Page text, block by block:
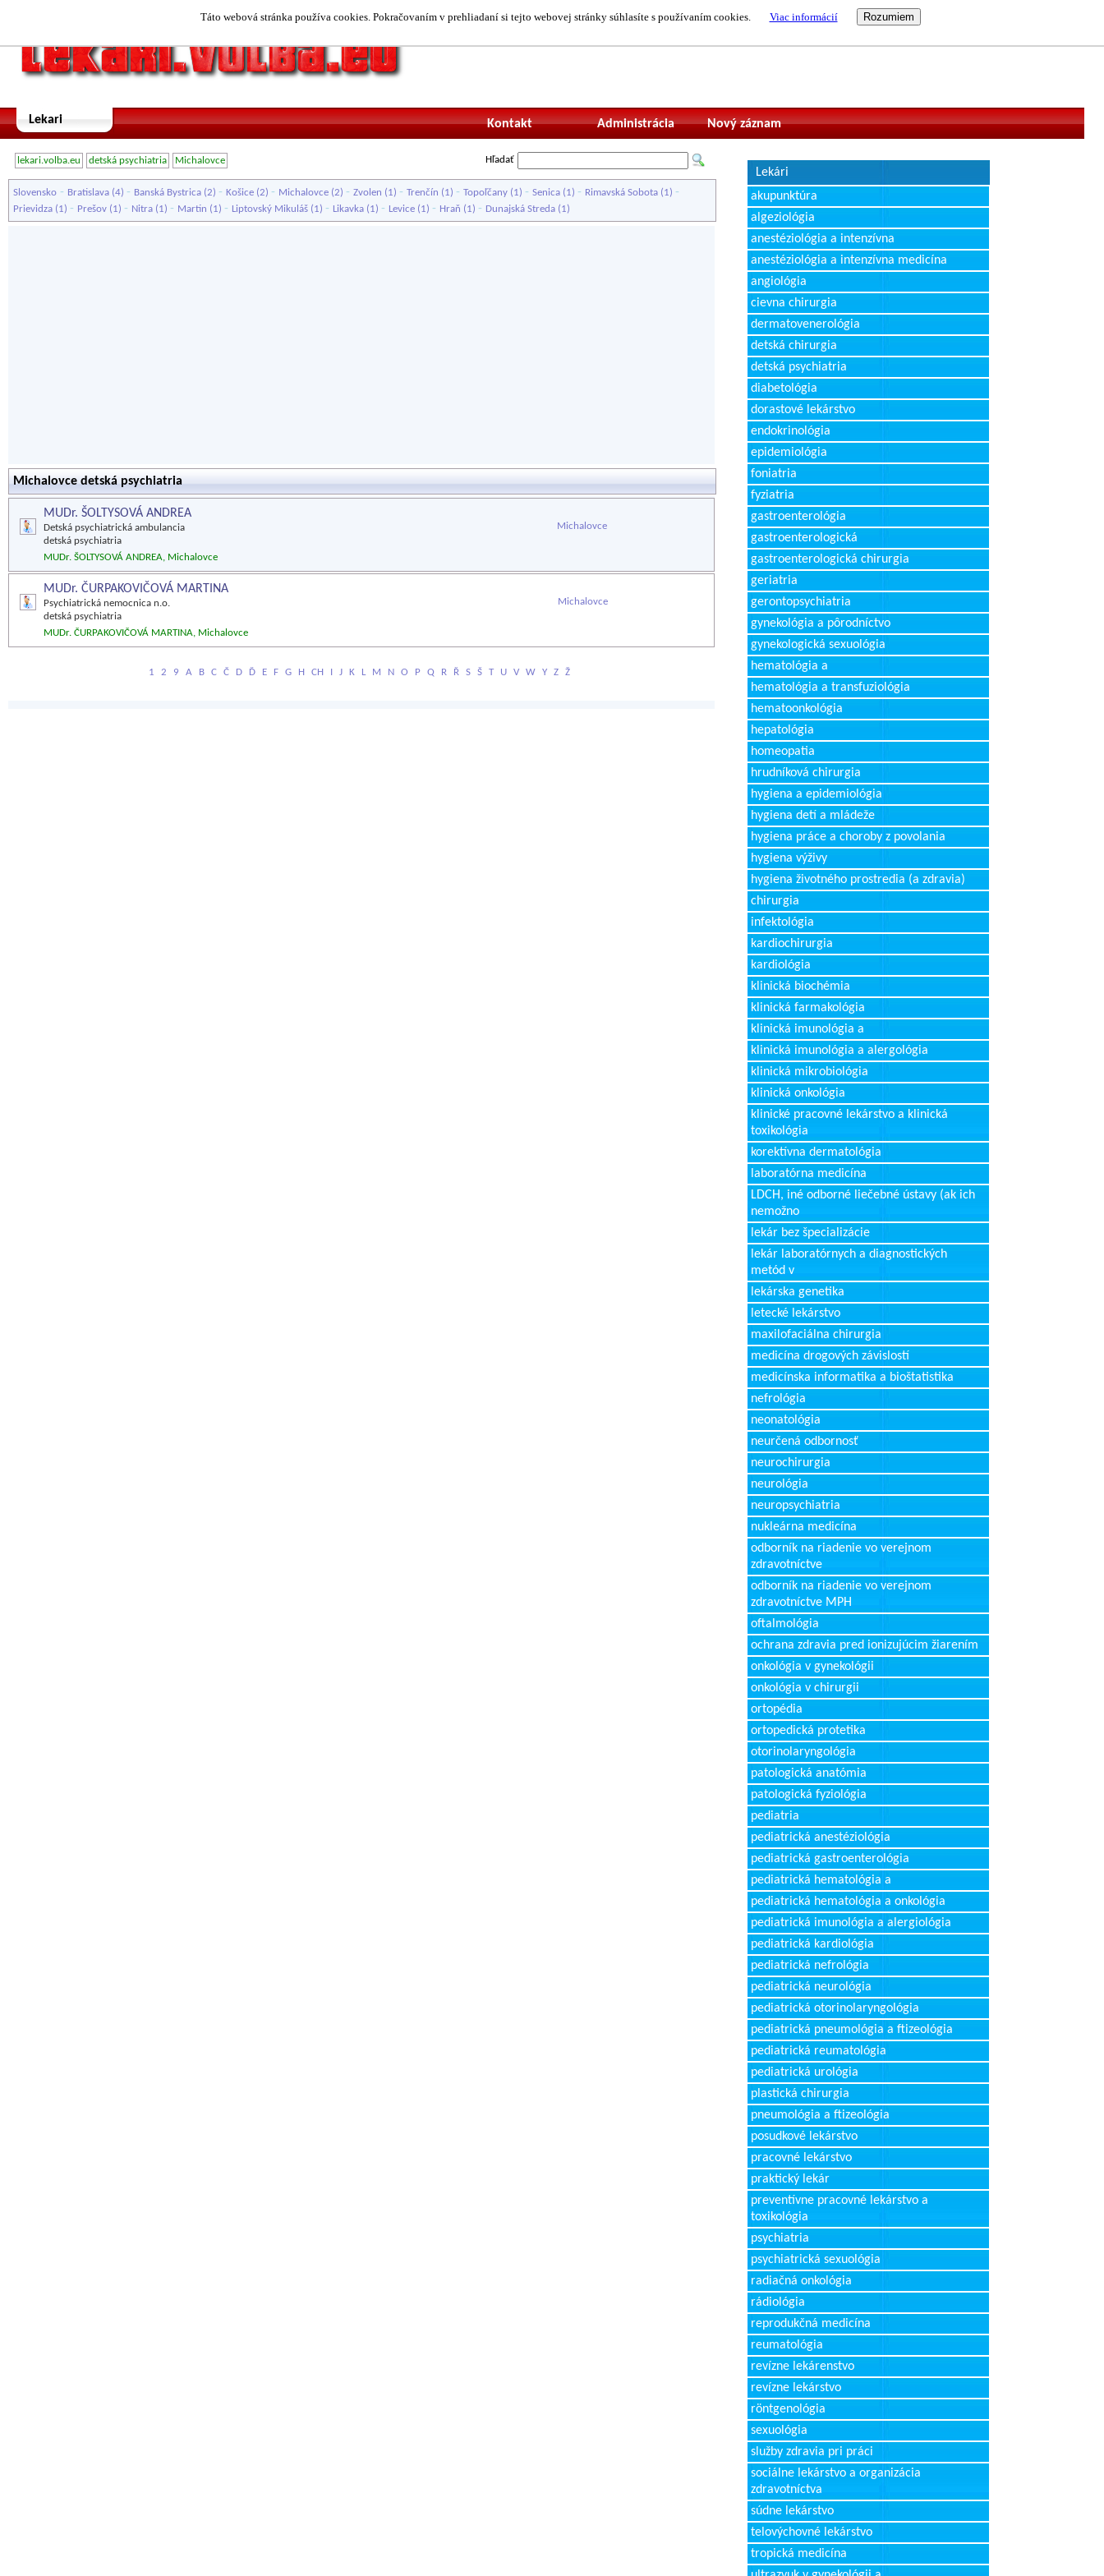
Táto webová stránka používa cookies. Pokračovaním v prehliadaní si tejto webovej stránky súhlasíte s používaním cookies. Viac informácií
Lekari Nový záznam
Administrácia
Kontakt
lekari.volba.eu detská psychiatria Michalovce Hľadať
Slovensko - Bratislava (4) - Banská Bystrica (2) - Košice (2) - Michalovce (2) - Zvolen (1) - Trenčín (1) - Topoľčany (1) - Senica (1) - Rimavská Sobota (1) -
Prievidza (1) - Prešov (1) - Nitra (1) - Martin (1) - Liptovský Mikuláš (1) - Likavka (1) - Levice (1) - Hraň (1) - Dunajská Streda (1)
Michalovce detská psychiatria
MUDr. ŠOLTYSOVÁ ANDREA
Detská psychiatrická ambulancia
detská psychiatria
Michalovce
MUDr. ŠOLTYSOVÁ ANDREA, Michalovce
MUDr. ČURPAKOVIČOVÁ MARTINA
Psychiatrická nemocnica n.o.
detská psychiatria
Michalovce
MUDr. ČURPAKOVIČOVÁ MARTINA, Michalovce
1 2 9 A B C Č D Ď E F G H CH I J K L M N O P Q R Ř S Š T U V W Y Z Ž
Lekári
akupunktúra
algeziológia
anestéziológia a intenzívna
anestéziológia a intenzívna medicína
angiológia
cievna chirurgia
dermatovenerológia
detská chirurgia
detská psychiatria
diabetológia
dorastové lekárstvo
endokrinológia
epidemiológia
foniatria
fyziatria
gastroenterológia
gastroenterologická
gastroenterologická chirurgia
geriatria
gerontopsychiatria
gynekológia a pôrodníctvo
gynekologická sexuológia
hematológia a
hematológia a transfuziológia
hematoonkológia
hepatológia
homeopatia
hrudníková chirurgia
hygiena a epidemiológia
hygiena detí a mládeže
hygiena práce a choroby z povolania
hygiena výživy
hygiena životného prostredia (a zdravia)
chirurgia
infektológia
kardiochirurgia
kardiológia
klinická biochémia
klinická farmakológia
klinická imunológia a
klinická imunológia a alergológia
klinická mikrobiológia
klinická onkológia
klinické pracovné lekárstvo a klinická
toxikológia
korektívna dermatológia
laboratórna medicína
LDCH, iné odborné liečebné ústavy (ak ich
nemožno
lekár bez špecializácie
lekár laboratórnych a diagnostických
metód v
lekárska genetika
letecké lekárstvo
maxilofaciálna chirurgia
medicína drogových závislostí
medicínska informatika a bioštatistika
nefrológia
neonatológia
neurčená odbornosť
neurochirurgia
neurológia
neuropsychiatria
nukleárna medicína
odborník na riadenie vo verejnom
zdravotníctve
odborník na riadenie vo verejnom
zdravotníctve MPH
oftalmológia
ochrana zdravia pred ionizujúcim žiarením
onkológia v gynekológii
onkológia v chirurgii
ortopédia
ortopedická protetika
otorinolaryngológia
patologická anatómia
patologická fyziológia
pediatria
pediatrická anestéziológia
pediatrická gastroenterológia
pediatrická hematológia a
pediatrická hematológia a onkológia
pediatrická imunológia a alergiológia
pediatrická kardiológia
pediatrická nefrológia
pediatrická neurológia
pediatrická otorinolaryngológia
pediatrická pneumológia a ftizeológia
pediatrická reumatológia
pediatrická urológia
plastická chirurgia
pneumológia a ftizeológia
posudkové lekárstvo
pracovné lekárstvo
praktický lekár
preventívne pracovné lekárstvo a
toxikológia
psychiatria
psychiatrická sexuológia
radiačná onkológia
rádiológia
reprodukčná medicína
reumatológia
revízne lekárenstvo
revízne lekárstvo
röntgenológia
sexuológia
služby zdravia pri práci
sociálne lekárstvo a organizácia
zdravotníctva
súdne lekárstvo
telovýchovné lekárstvo
tropická medicína